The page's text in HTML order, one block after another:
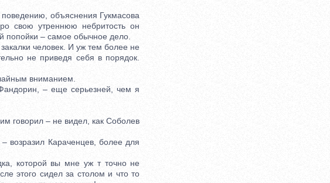
объяснения Гукмасова
свою утреннюю небритость он
попойки – самое обычное дело.
человек. И уж тем более не
не приведя себя в порядок.
вниманием.
– еще серьезней, чем я
говорил – не видел, как Соболев
возразил Караченцев, более для
которой вы мне уж т точно не
этого сидел за столом и что то